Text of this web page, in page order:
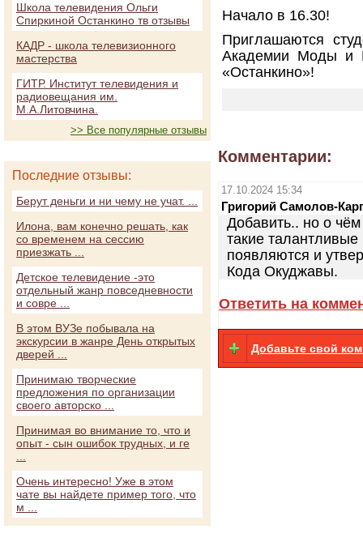
Начало в 16.30!
Приглашаются
Академии Моды и
«Останкино»!
Комментарии:
17.10.2024 15:34
Григорий Самолов-
Добавить.. но о
такие
появляются и
Кода Окуджавы.
Ответить на
Добавьте свой
Школа телевидения Ольги
Спиркиной Останкино тв отзывы
КАДР - школа телевизионного
мастерства
ГИТР. Институт телевидения и
радиовещания им.
М.А.Литовчина.
>> Все популярные отзывы
Последние отзывы:
Берут деньги и ни чему не учат. ...
Илона, вам конечно решать, как
со временем на сессию
приезжать ...
Детское телевидение -это
отдельный жанр повседневности
и совре ...
В этом ВУЗе побывала на
экскурсии в жанре День открытых
дверей ...
Принимаю творческие
предложения по организации
своего авторско ...
Принимая во внимание то, что и
опыт - сын ошибок трудных, и ге
Очень интересно! Уже в этом
чате вы найдете пример того, что
м ...